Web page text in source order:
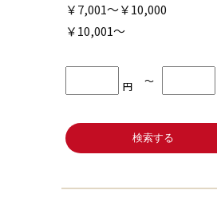
￥7,001～￥10,000
￥10,001～
円 〜